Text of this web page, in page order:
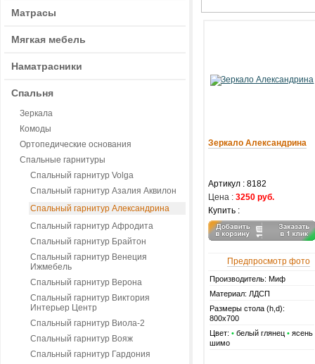
Матрасы
Мягкая мебель
Наматрасники
Спальня
Зеркала
Комоды
Ортопедические основания
Спальные гарнитуры
Спальный гарнитур Volga
Спальный гарнитур Азалия Аквилон
Спальный гарнитур Александрина
Спальный гарнитур Афродита
Спальный гарнитур Брайтон
Спальный гарнитур Венеция
Ижмебель
Спальный гарнитур Верона
Спальный гарнитур Виктория
Интерьер Центр
Спальный гарнитур Виола-2
Спальный гарнитур Вояж
Спальный гарнитур Гардония
Зеркало Александрина
Артикул : 8182
Цена : 3250 руб.
Купить :
Предпросмотр фото
Производитель: Миф
Материал: ЛДСП
Размеры стола (h,d):
800х700
Цвет: • белый глянец • ясень
шимо